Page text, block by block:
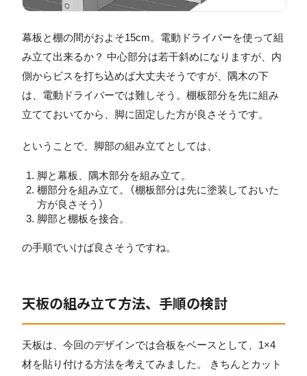
幕板と棚の間がおよそ15cm。電動ドライバーを使って組
み立て出来るか？ 中心部分は若干斜めになりますが、内
側からビスを打ち込めば大丈夫そうですが、隅木の下
は、電動ドライバーでは難しそう。棚板部分を先に組み
立てておいてから、脚に固定した方が良さそうです。
ということで、脚部の組み立てとしては、
脚と幕板、隅木部分を組み立て。
棚部分を組み立て。（棚板部分は先に塗装しておいた
方が良さそう）
脚部と棚板を接合。
の手順でいけば良さそうですね。
天板の組み立て方法、手順の検討
天板は、今回のデザインでは合板をベースとして、1×4
材を貼り付ける方法を考えてみました。 きちんとカット